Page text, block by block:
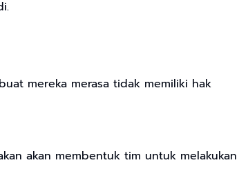
mereka merasa tidak memiliki hak
akan membentuk tim untuk melakukan